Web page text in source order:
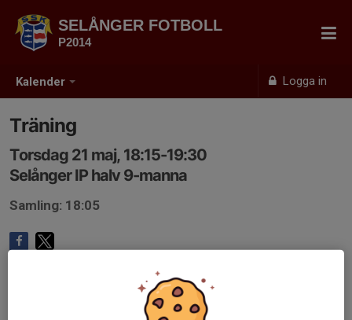
Kalender Logga in
SELÅNGER FOTBOLL
P2014
Träning
Torsdag 21 maj, 18:15-19:30
Selånger IP halv 9-manna
Samling: 18:05